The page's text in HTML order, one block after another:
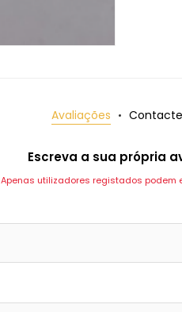
Avaliações
Escreva a sua própria
Apenas utilizadores registados podem